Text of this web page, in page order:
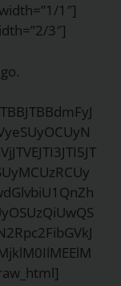
1″]
3″]